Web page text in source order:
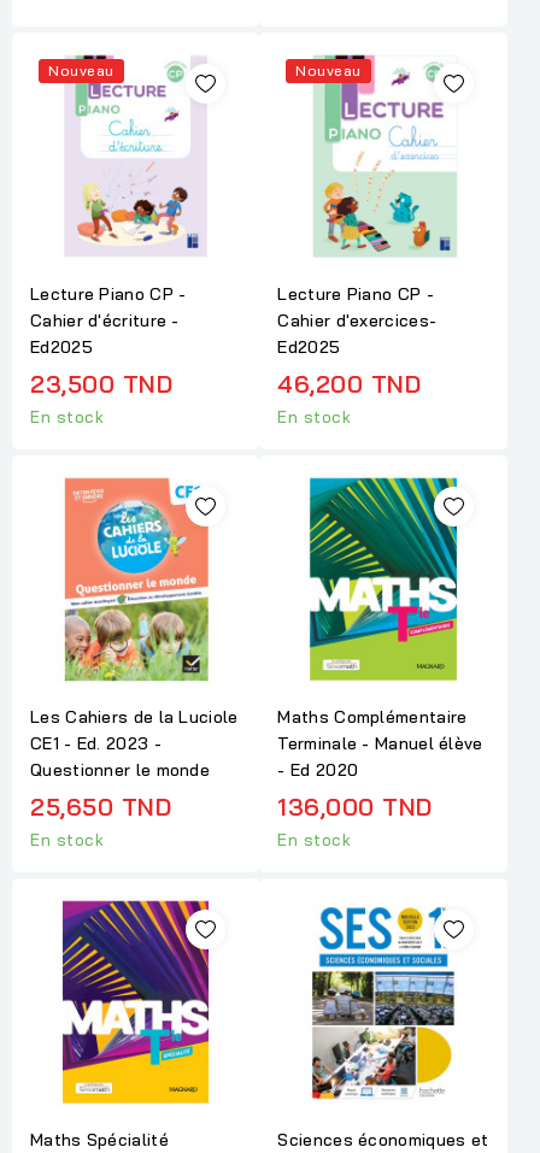
Nouveau
Lecture Piano CP -
Cahier d'écriture -
Ed2025
23,500 TND
En stock
Nouveau
Lecture Piano CP -
Cahier d'exercices-
Ed2025
46,200 TND
En stock
Les Cahiers de la Luciole
CE1 - Ed. 2023 -
Questionner le monde
25,650 TND
En stock
Maths Complémentaire
Terminale - Manuel élève
- Ed 2020
136,000 TND
En stock
Maths Spécialité
Sciences économiques et